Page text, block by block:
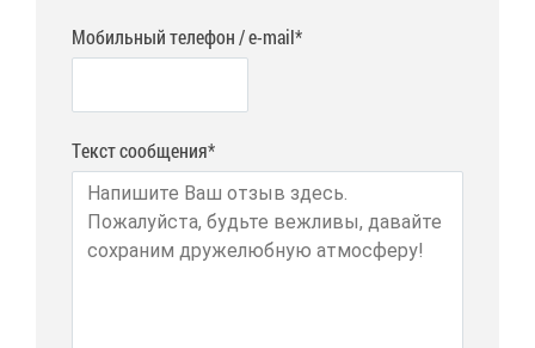
Мобильный телефон / e-mail*
Текст сообщения*